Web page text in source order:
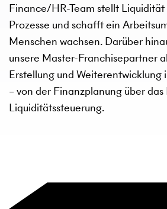
Finance/HR-Team stellt
Prozesse und schafft ein
Menschen wachsen. Darüber
unsere Master-Franchisepartner
Erstellung und Weiterentwicklung
– von der Finanzplanung über
Liquiditätssteuerung.